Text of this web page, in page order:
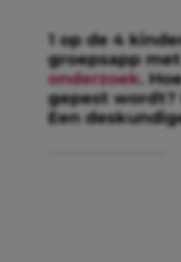
1 op de 4
groepsapp
onderzoek.
gepest wordt?
Een